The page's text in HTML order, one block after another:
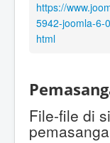
https://
5942-joomla-6-
html
File-file di